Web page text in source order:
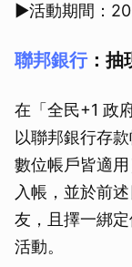
▶活動期間：
聯邦銀行：抽
在「全民+1 政
以聯邦銀行存
數位帳戶皆適
入帳，並於前
友，且擇一綁
活動。